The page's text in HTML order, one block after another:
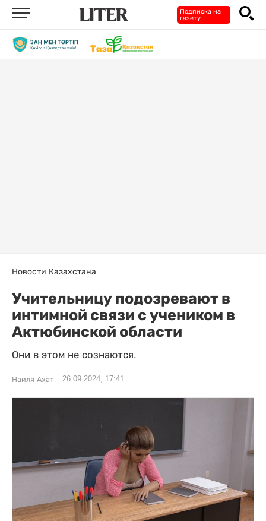
Подписка на
газету
Новости Казахстана
Учительницу подозревают в
интимной связи с учеником в
Актюбинской области
Они в этом не сознаются.
Наиля Ахат 26.09.2024, 17:41